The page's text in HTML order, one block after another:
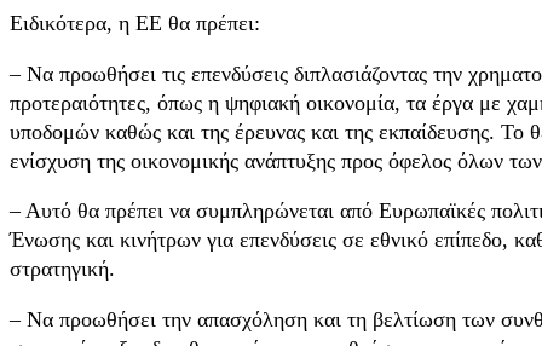
Ειδικότερα, η ΕΕ θα πρέπει:
– Να προωθήσει τις επενδύσεις διπλασιάζοντας την
προτεραιότητες, όπως η ψηφιακή οικονομία, τα έργα με
υποδομών καθώς και της έρευνας και της εκπαίδευσης.
ενίσχυση της οικονομικής ανάπτυξης προς όφελος όλων
– Αυτό θα πρέπει να συμπληρώνεται από Ευρωπαϊκές
Ένωσης και κινήτρων για επενδύσεις σε εθνικό επίπεδο,
στρατηγική.
– Να προωθήσει την απασχόληση και τη βελτίωση των